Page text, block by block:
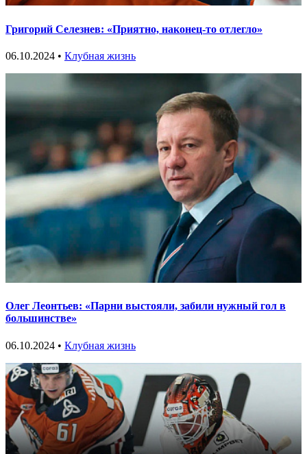
Григорий Селезнев: «Приятно, наконец-то отлегло»
06.10.2024 • Клубная жизнь
Олег Леонтьев: «Парни выстояли, забили нужный гол в
большинстве»
06.10.2024 • Клубная жизнь